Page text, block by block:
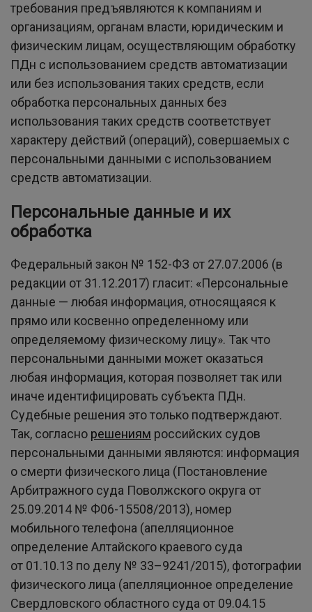
требования предъявляются к компаниям и
организациям, органам власти, юридическим и
физическим лицам, осуществляющим обработку
ПДн с использованием средств автоматизации
или без использования таких средств, если
обработка персональных данных без
использования таких средств соответствует
характеру действий (операций), совершаемых с
персональными данными с использованием
средств автоматизации.
Персональные данные и их
обработка
Федеральный закон № 152-ФЗ от 27.07.2006 (в
редакции от 31.12.2017) гласит: «Персональные
данные — любая информация, относящаяся к
прямо или косвенно определенному или
определяемому физическому лицу». Так что
персональными данными может оказаться
любая информация, которая позволяет так или
иначе идентифицировать субъекта ПДн.
Судебные решения это только подтверждают.
Так, согласно решениям российских судов
персональными данными являются: информация
о смерти физического лица (Постановление
Арбитражного суда Поволжского округа от
25.09.2014 № Ф06-15508/2013), номер
мобильного телефона (апелляционное
определение Алтайского краевого суда
от 01.10.13 по делу № 33–9241/2015), фотографии
физического лица (апелляционное определение
Свердловского областного суда от 09.04.15